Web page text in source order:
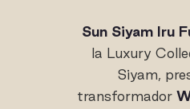
Sun Siyam Iru
la Luxury
Siyam,
transformador